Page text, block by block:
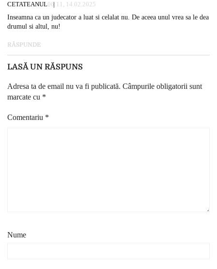
CETATEANUL06:11, 14.02.2025
Inseamna ca un judecator a luat si celalat nu. De aceea unul vrea sa le dea
drumul si altul, nu!
RĂSPUNDE
LASĂ UN RĂSPUNS
Adresa ta de email nu va fi publicată. Câmpurile obligatorii sunt
marcate cu *
Comentariu *
Nume